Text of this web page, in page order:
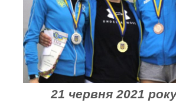
21 червня 2021